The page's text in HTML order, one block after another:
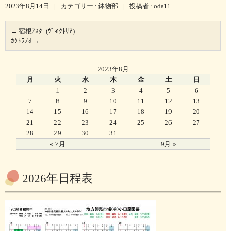
2023年8月14日 | カテゴリー : 鉢物部 | 投稿者 : oda11
← 宿根ｱｽﾀｰ(ｳﾞｨｸﾄﾘｱ)
ｶｸﾄﾗﾉｵ →
2023年8月
月
火 水 木 金 土 日
« 7月 9月 »
1 2 3 4 5
6
7
8 9 10 11 12
13
14
15 16 17 18 19
20
21
22 23 24 25 26
27
28
29 30 31
2026年日程表